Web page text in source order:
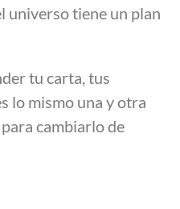
universo tiene un plan
tu carta, tus
lo mismo una y otra
cambiarlo de